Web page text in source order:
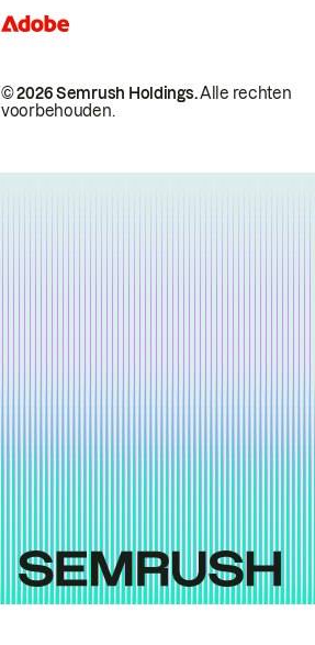
© 2026 Semrush Holdings.Alle rechten
voorbehouden.